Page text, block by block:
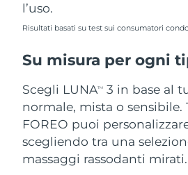
l’uso.
Risultati basati su test sui consumatori
Su misura per ogni
Scegli LUNATM
3 in base al
normale, mista o sensibile.
FOREO puoi
scegliendo tra una
massaggi rassodanti mirati.